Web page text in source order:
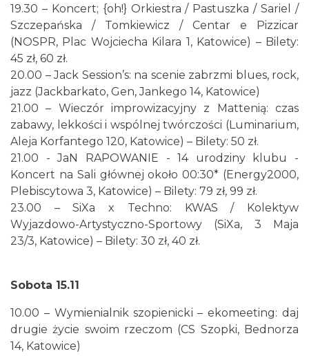
19.30 – Koncert; {oh!} Orkiestra / Pastuszka / Sariel /
Szczepańska / Tomkiewicz / Centar e Pizzicar
(NOSPR, Plac Wojciecha Kilara 1, Katowice) – Bilety:
45 zł, 60 zł.
20.00 – Jack Session’s: na scenie zabrzmi blues, rock,
jazz (Jackbarkato, Gen, Jankego 14, Katowice)
21.00 – Wieczór improwizacyjny z Mattenią: czas
zabawy, lekkości i wspólnej twórczości (Luminarium,
Aleja Korfantego 120, Katowice) – Bilety: 50 zł.
21.00 - JaN RAPOWANIE - 14 urodziny klubu -
Koncert na Sali głównej około 00:30* (Energy2000,
Plebiscytowa 3, Katowice) – Bilety: 79 zł, 99 zł.
23.00 – SiXa x Techno: KWAS / Kolektyw
Wyjazdowo-Artystyczno-Sportowy (SiXa, 3 Maja
23/3, Katowice) – Bilety: 30 zł, 40 zł.
Sobota 15.11
10.00 – Wymienialnik szopienicki – ekomeeting: daj
drugie życie swoim rzeczom (CS Szopki, Bednorza
14, Katowice)